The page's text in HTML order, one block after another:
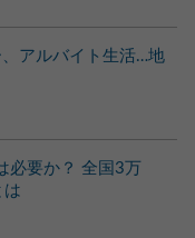
アルバイト生活…地
必要か？ 全国3万
は